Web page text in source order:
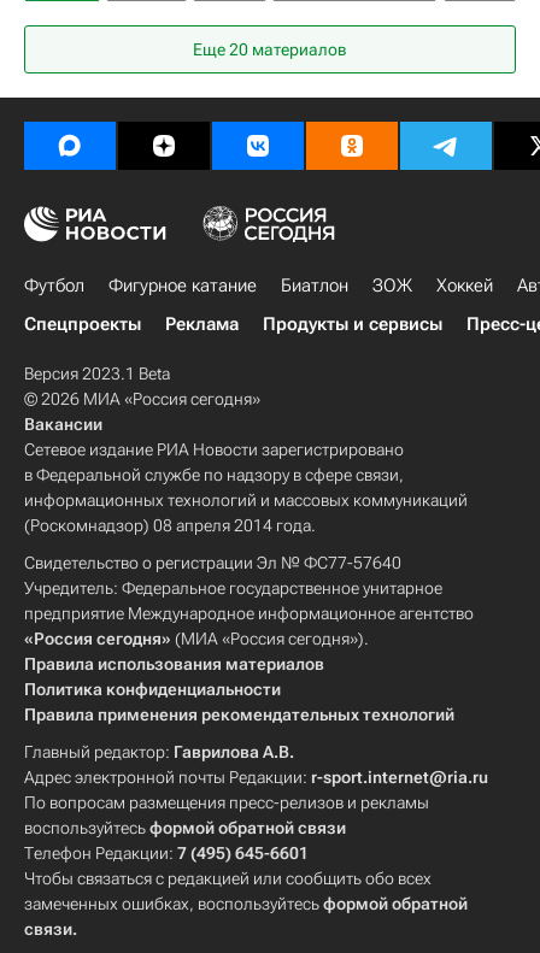
Локомотив (Ярославль)
ХК Динамо (Москва)
Еще 20 материалов
Футбол Фигурное катание Биатлон ЗОЖ Хоккей
Спецпроекты
Реклама Продукты и сервисы Пресс-
Версия 2023.1 Beta
© 2026 МИА «Россия сегодня»
Вакансии
Сетевое издание РИА Новости зарегистрировано
в Федеральной службе по надзору в сфере связи,
информационных технологий и массовых коммуникаций
(Роскомнадзор) 08 апреля 2014 года.
Свидетельство о регистрации Эл № ФС77-57640
Учредитель: Федеральное государственное унитарное
предприятие Международное информационное агентство
«Россия сегодня» (МИА «Россия сегодня»).
Правила использования материалов
Политика конфиденциальности
Правила применения рекомендательных технологий
Главный редактор: Гаврилова А.В.
Адрес электронной почты Редакции: r-sport.internet@ria.ru
По вопросам размещения пресс-релизов и рекламы
воспользуйтесьформой обратной связи
Телефон Редакции: 7 (495) 645-6601
Чтобы связаться с редакцией или сообщить обо всех
замеченных ошибках, воспользуйтесьформой обратной
связи.